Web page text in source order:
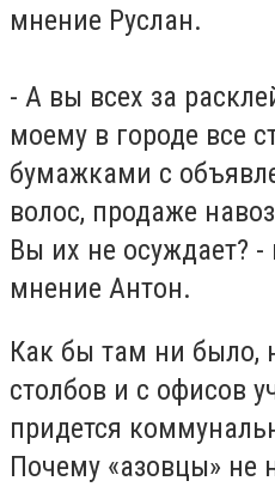
мнение Руслан.
- А вы всех за
моему в городе все
бумажками с
волос, продаже
Вы их не осуждает? -
мнение Антон.
Как бы там ни было,
столбов и с офисов
придется
Почему «азовцы» не